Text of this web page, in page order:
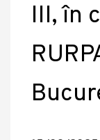
III, în